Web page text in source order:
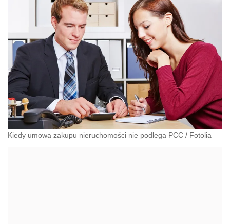
Kiedy umowa zakupu nieruchomości nie podlega PCC / Fotolia